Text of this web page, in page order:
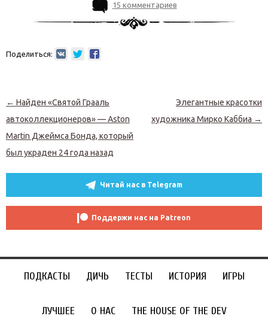
15 комментариев
Поделиться:
Навигация по записям
← Найден «Cвятой Грааль
автоколлекционеров» — Aston
Martin Джеймса Бонда, который
был украден 24 года назад
Элегантные красотки
художника Мирко Каббиа →
Читай нас в Telegram
Поддержи нас на Patreon
ПОДКАСТЫ ДИЧЬ ТЕСТЫ ИСТОРИЯ ИГРЫ
ЛУЧШЕЕ О НАС THE HOUSE OF THE DEV